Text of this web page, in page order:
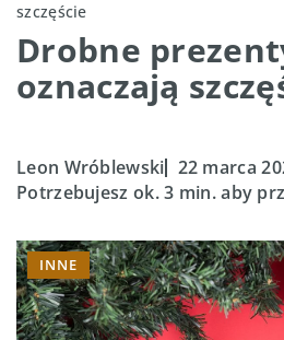
szczęście
Drobne
oznaczają
Leon Wróblewski 22 marca
Potrzebujesz ok. 3 min. aby
INNE